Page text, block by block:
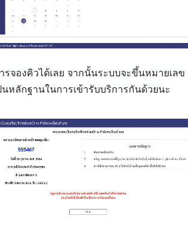
จองคิวได้เลย จากนั้นระบบจะขึ้นหมายเลข
หลักฐานในการเข้ารับบริการกันด้วยนะ